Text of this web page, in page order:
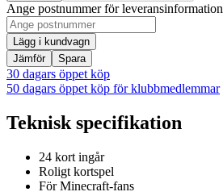
Ange postnummer för leveransinformation
Lägg i kundvagn
Jämför
Spara
30 dagars öppet köp
50 dagars öppet köp för klubbmedlemmar
Teknisk specifikation
24 kort ingår
Roligt kortspel
För Minecraft-fans